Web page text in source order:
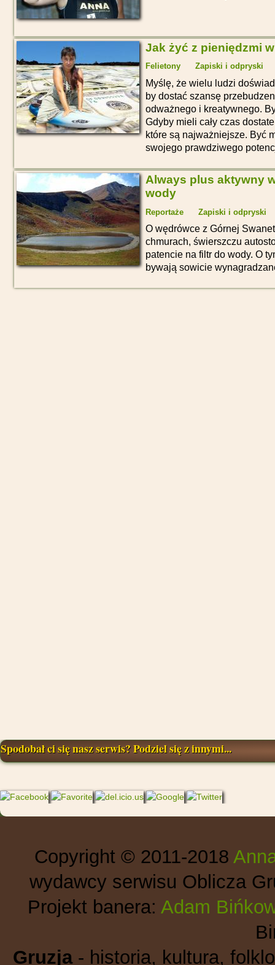
Jak żyć z pieniędzmi
Felietony Zapiski i odpryski
Myślę, że wielu ludzi
by dostać szansę
odważnego i kreatywnego.
Gdyby mieli cały czas
które są najważniejsze. Być
swojego prawdziwego
Always plus aktywny
wody
Reportaże Zapiski i odpryski
O wędrówce z Górnej
chmurach, świerszczu
patencie na filtr do wody. O
bywają sowicie
Spodobał ci się nasz serwis? Podziel się z innymi...
Copyright © 2011-2018
wydawcy serwisu Oblicza
Projekt banera: Adam
Gruzja- historia, kultura,